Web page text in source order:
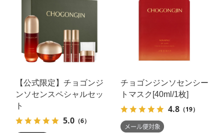
【公式限定】チョゴンジ
ンソセンスペシャルセッ
ト
5.0 （6）
チョゴンジンソセンシー
トマスク[40ml/1枚]
4.8（19）